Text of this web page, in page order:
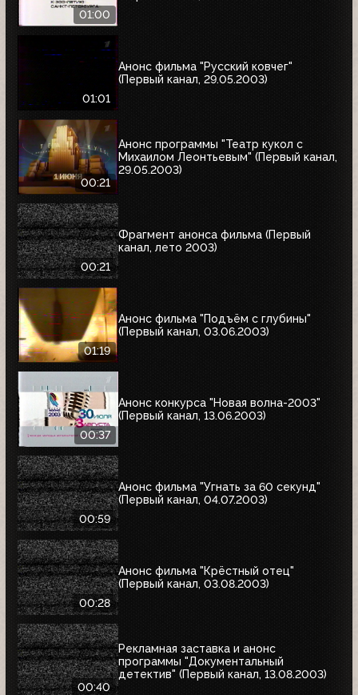
01:00
01:01
Анонс фильма "Русский ковчег"
(Первый канал, 29.05.2003)
00:21
Анонс программы "Театр кукол с
Михаилом Леонтьевым" (Первый канал,
29.05.2003)
00:21
Фрагмент анонса фильма (Первый
канал, лето 2003)
01:19
Анонс фильма "Подъём с глубины"
(Первый канал, 03.06.2003)
00:37
Анонс конкурса "Новая волна-2003"
(Первый канал, 13.06.2003)
00:59
Анонс фильма "Угнать за 60 секунд"
(Первый канал, 04.07.2003)
00:28
Анонс фильма "Крёстный отец"
(Первый канал, 03.08.2003)
00:40
Рекламная заставка и анонс
программы "Документальный
детектив" (Первый канал, 13.08.2003)